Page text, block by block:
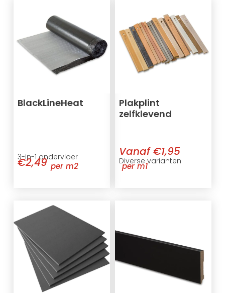
BlackLineHeat
3-in-1 ondervloer
€2,49 per m2
Plakplint
zelfklevend
Diverse varianten
Vanaf €1,95
per m1